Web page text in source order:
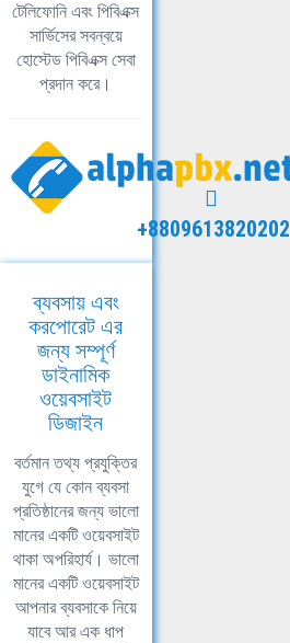
টেলিফোনি এবং পিবিএক্স
সার্ভিসের সবন্বয়ে
হোস্টেড পিবিএক্স সেবা
প্রদান করে।
+8809613820202
ব্যবসায় এবং
করপোরেট এর
জন্য সম্পূর্ণ
ডাইনামিক
ওয়েবসাইট
ডিজাইন
বর্তমান তথ্য প্রযুক্তির
যুগে যে কোন ব্যবসা
প্রতিষ্ঠানের জন্য ভালো
মানের একটি ওয়েবসাইট
থাকা অপরিহার্য। ভালো
মানের একটি ওয়েবসাইট
আপনার ব্যবসাকে নিয়ে
যাবে আর এক ধাপ